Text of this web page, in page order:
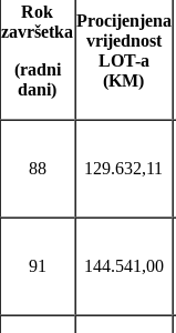
Rok
završetka
(radni
dani)
Procijenjena
vrijednost
LOT-a
(KM)
88 129.632,11
91 144.541,00